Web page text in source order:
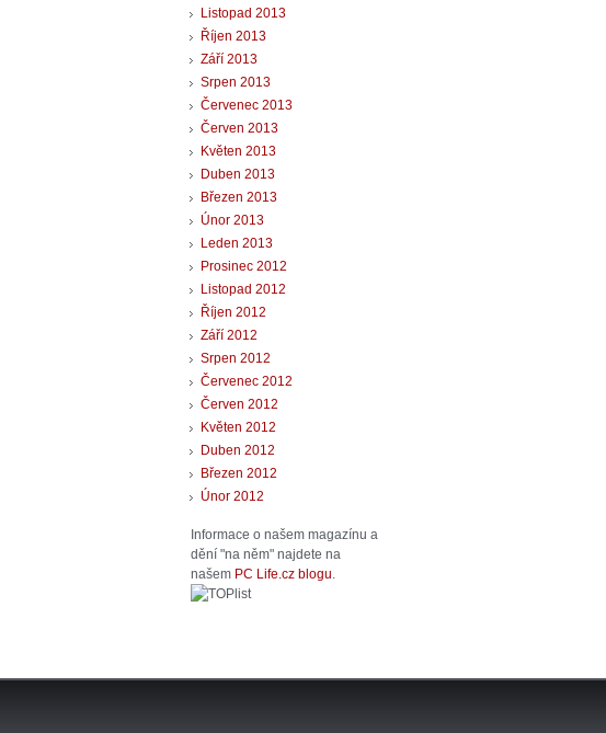
Listopad 2013
Říjen 2013
Září 2013
Srpen 2013
Červenec 2013
Červen 2013
Květen 2013
Duben 2013
Březen 2013
Únor 2013
Leden 2013
Prosinec 2012
Listopad 2012
Říjen 2012
Září 2012
Srpen 2012
Červenec 2012
Červen 2012
Květen 2012
Duben 2012
Březen 2012
Únor 2012
Informace o našem magazínu a
dění "na něm" najdete na
našem PC Life.cz blogu.